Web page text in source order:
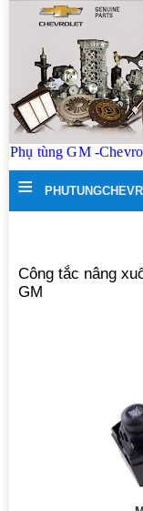
Phụ tùng GM -
≡
Công tắc nâng
GM